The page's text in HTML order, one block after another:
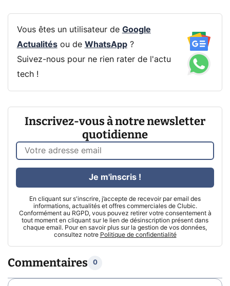
Vous êtes un utilisateur de Google
Actualitésou de WhatsApp?
Suivez-nous pour ne rien rater de l'actu
tech !
Inscrivez-vous à notre newsletter
quotidienne
En cliquant sur s'inscrire, j’accepte de recevoir par email des
informations, actualités et offres commerciales de Clubic.
Conformément au RGPD, vous pouvez retirer votre consentement à
tout moment en cliquant sur le lien de désinscription présent dans
chaque email. Pour en savoir plus sur la gestion de vos données,
consultez notre Politique de confidentialité
Je m'inscris !
Commentaires 0